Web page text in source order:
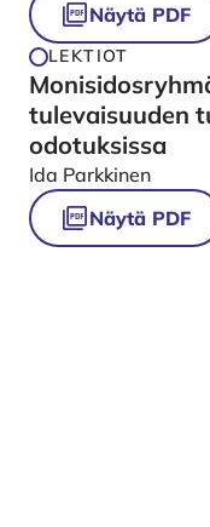
Näytä PDF
LEKTIOT
tulevaisuuden
odotuksissa
Ida Parkkinen
Näytä PDF